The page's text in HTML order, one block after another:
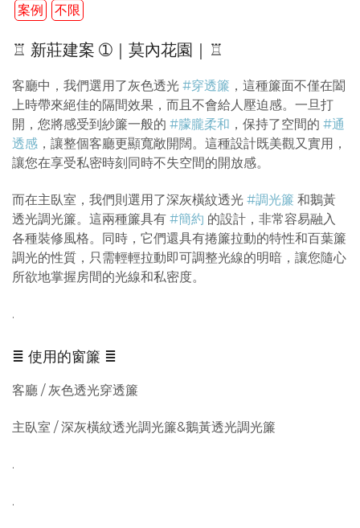
案例 不限
♖ 新莊建案 ➀｜莫內花園｜♖
客廳中，我們選用了灰色透光 #穿透簾 ，這種簾面不僅在闔
上時帶來絕佳的隔間效果，而且不會給人壓迫感。一旦打
開，您將感受到紗簾一般的 #朦朧柔和 ，保持了空間的 #通
透感 ，讓整個客廳更顯寬敞開闊。這種設計既美觀又實用，
讓您在享受私密時刻同時不失空間的開放感。
而在主臥室，我們則選用了深灰橫紋透光 #調光簾 和鵝黃
透光調光簾。這兩種簾具有 #簡約 的設計，非常容易融入
各種裝修風格。同時，它們還具有捲簾拉動的特性和百葉簾
調光的性質，只需輕輕拉動即可調整光線的明暗，讓您隨心
所欲地掌握房間的光線和私密度。
.
≣ 使用的窗簾 ≣
客廳 / 灰色透光穿透簾
主臥室 / 深灰橫紋透光調光簾&鵝黃透光調光簾
.
.